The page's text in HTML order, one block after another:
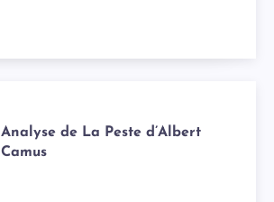
Analyse de La Peste d’Albert
Camus